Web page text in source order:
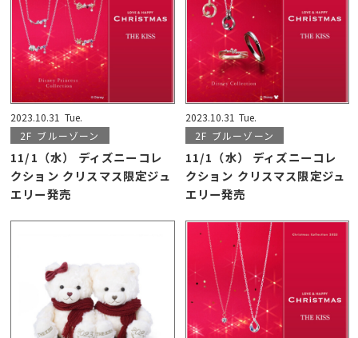
2023.10.31 Tue.
2F ブルーゾーン
11/1（水） ディズニーコレ
クション クリスマス限定ジュ
エリー発売
2023.10.31 Tue.
2F ブルーゾーン
11/1（水） ディズニーコレ
クション クリスマス限定ジュ
エリー発売